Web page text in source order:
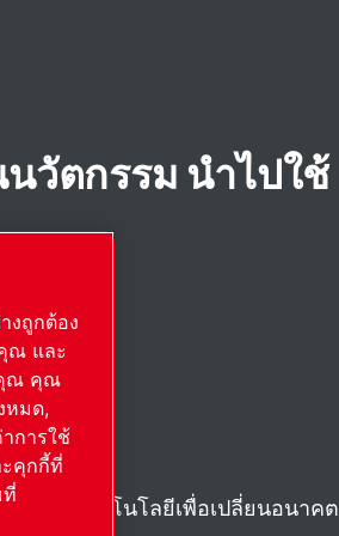
วัตกรรม นําไปใช้
ใช้งานเทคโนโลยีเพื่อเปลี่ยนอนาคต
งถูกต้อง
ณ และ
คุณ คุณ
หมด,
การใช้
ะคุกกี้ที่
ที่